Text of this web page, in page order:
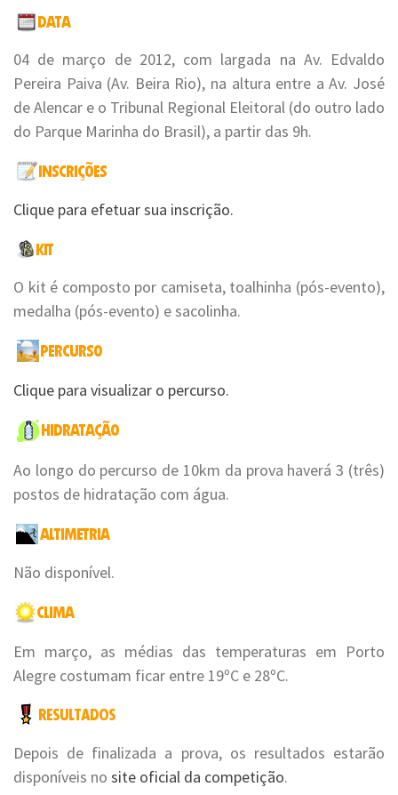
04 de março de 2012, com largada na Av. Edvaldo
Pereira Paiva (Av. Beira Rio), na altura entre a Av. José
de Alencar e o Tribunal Regional Eleitoral (do outro lado
do Parque Marinha do Brasil), a partir das 9h.
Clique para efetuar sua inscrição.
O kit é composto por camiseta, toalhinha (pós-evento),
medalha (pós-evento) e sacolinha.
Clique para visualizar o percurso.
Ao longo do percurso de 10km da prova haverá 3 (três)
postos de hidratação com água.
Não disponível.
Em março, as médias das temperaturas em Porto
Alegre costumam ficar entre 19ºC e 28ºC.
Depois de finalizada a prova, os resultados estarão
disponíveis no site oficial da competição.